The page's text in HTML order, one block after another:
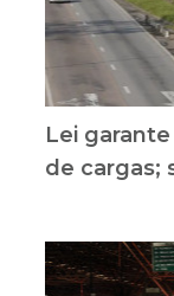
Lei
de cargas;